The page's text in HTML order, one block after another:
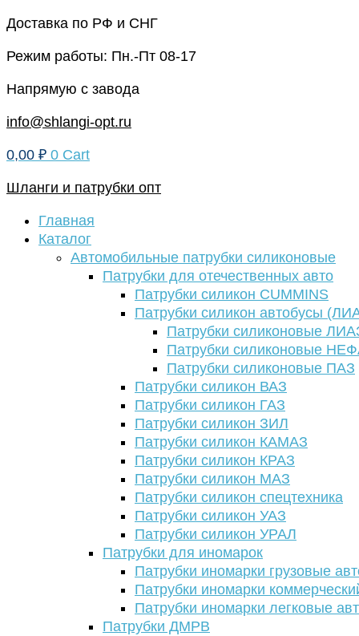
Перейти
содержимому
Доставка по РФ и СНГ
Режим работы: Пн.-Пт 08-17
Напрямую с завода
info@shlangi-opt.ru
0,00 ₽ 0 Cart
Шланги и патрубки опт
Главная
Каталог
Автомобильные патрубки силиконовые
Патрубки для отечественных авто
Патрубки силикон CUMMINS
Патрубки силикон автобусы
Патрубки силиконовые
Патрубки силиконовые
Патрубки силиконовые ПАЗ
Патрубки силикон ВАЗ
Патрубки силикон ГАЗ
Патрубки силикон ЗИЛ
Патрубки силикон КАМАЗ
Патрубки силикон КРАЗ
Патрубки силикон МАЗ
Патрубки силикон спецтехника
Патрубки силикон УАЗ
Патрубки силикон УРАЛ
Патрубки для иномарок
Патрубки иномарки грузовые
Патрубки иномарки
Патрубки иномарки легковые
Патрубки ДМРВ